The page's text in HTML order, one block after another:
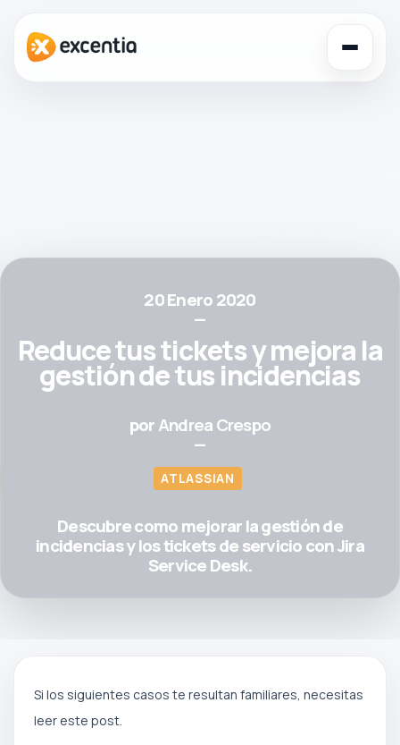
20 Enero 2020
—
Reduce tus tickets y mejora la
gestión de tus incidencias
porAndrea Crespo
—
ATLASSIAN
Descubre como mejorar la gestión de
incidencias y los tickets de servicio con Jira
Service Desk.
Si los siguientes casos te resultan familiares, necesitas
leer este post.